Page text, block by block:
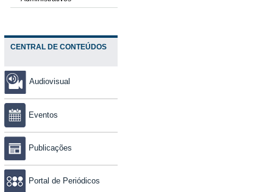
CENTRAL DE CONTEÚDOS
Audiovisual
Eventos
Publicações
Portal de Periódicos